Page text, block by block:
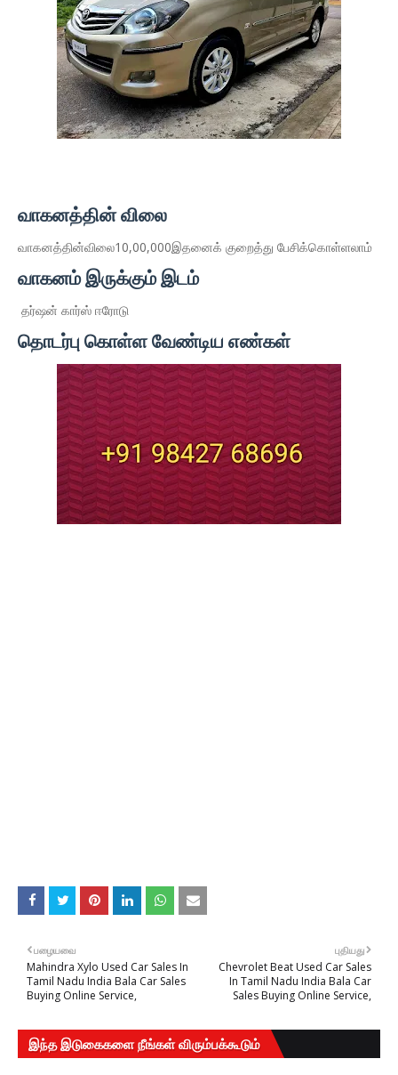
வாகனத்தின் விலை
வாகனத்தின்விலை10,00,000இதனைக் குறைத்து பேசிக்கொள்ளலாம்
வாகனம் இருக்கும் இடம்
தர்ஷன் கார்ஸ் ஈரோடு
தொடர்பு கொள்ள வேண்டிய எண்கள்
புதியது
Chevrolet Beat Used Car Sales
In Tamil Nadu India Bala Car
Sales Buying Online Service,
பழையவை
Mahindra Xylo Used Car Sales In
Tamil Nadu India Bala Car Sales
Buying Online Service,
இந்த இடுகைகளை நீங்கள் விரும்பக்கூடும்